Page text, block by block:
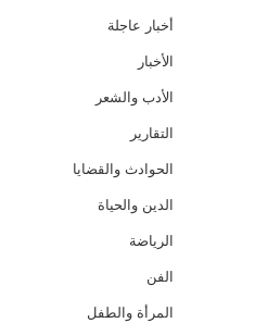
أخبار عاجلة
الأخبار
الأدب والشعر
التقارير
الحوادث والقضايا
الدين والحياة
الرياضة
الفن
المرأة والطفل